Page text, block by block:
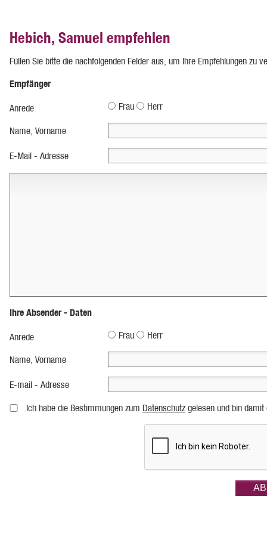
Hebich, Samuel empfehlen
Füllen Sie bitte die nachfolgenden Felder aus, um Ihre Empfehlungen zu
Empfänger
Anrede Frau Herr
Name, Vorname
E-Mail - Adresse
Ihre Absender - Daten
Anrede Frau Herr
Name, Vorname
E-mail - Adresse
Ich habe die Bestimmungen zum Datenschutz gelesen und bin